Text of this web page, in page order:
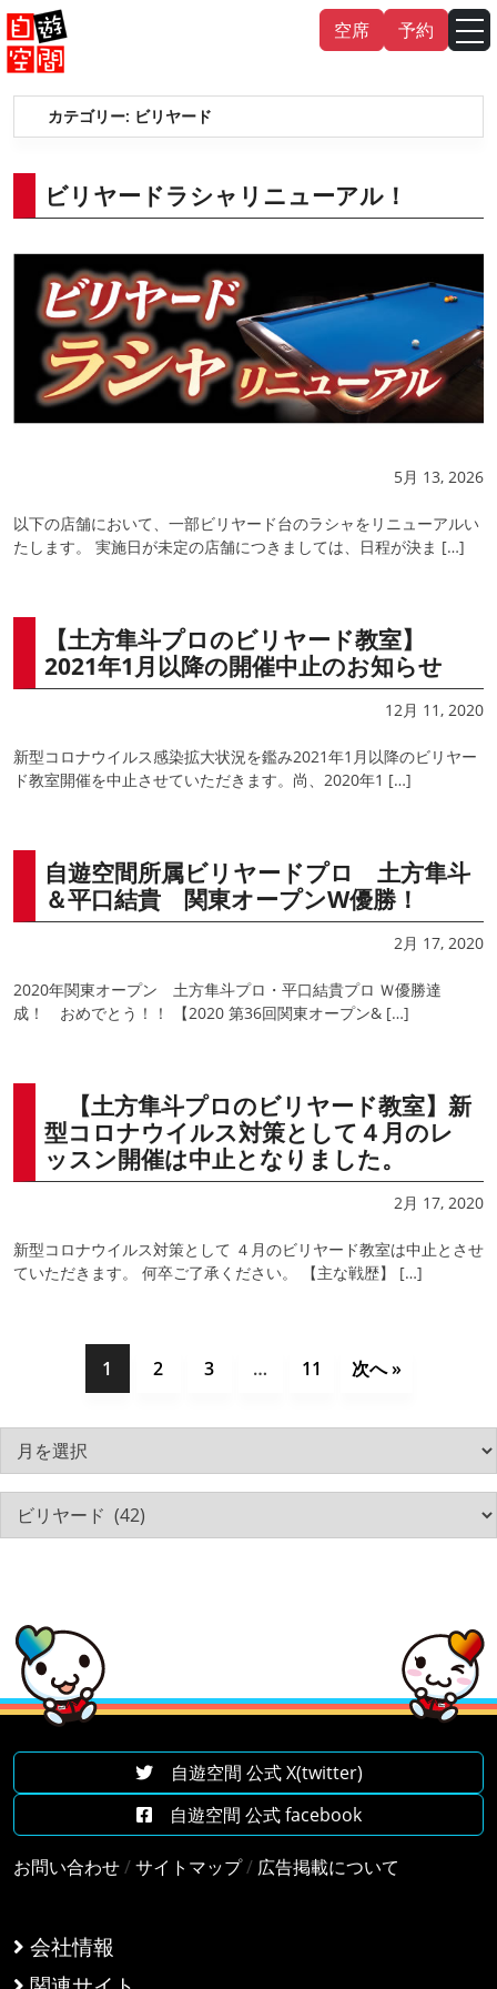
Skip
to
content
空席 予約
カテゴリー: ビリヤード
ビリヤードラシャリニューアル！
5月 13, 2026
以下の店舗において、一部ビリヤード台のラシャをリニューアルい
たします。 実施日が未定の店舗につきましては、日程が決ま […]
【土方隼斗プロのビリヤード教室】
2021年1月以降の開催中止のお知らせ
12月 11, 2020
新型コロナウイルス感染拡大状況を鑑み2021年1月以降のビリヤー
ド教室開催を中止させていただきます。尚、2020年1 […]
自遊空間所属ビリヤードプロ 土方隼斗
＆平口結貴 関東オープンW優勝！
2月 17, 2020
2020年関東オープン 土方隼斗プロ・平口結貴プロ Ｗ優勝達
成！ おめでとう！！ 【2020 第36回関東オープン& […]
【土方隼斗プロのビリヤード教室】新
型コロナウイルス対策として４月のレ
ッスン開催は中止となりました。
2月 17, 2020
新型コロナウイルス対策として ４月のビリヤード教室は中止とさせ
ていただきます。 何卒ご了承ください。 【主な戦歴】 […]
1 2 3 … 11 次へ »
会社情報
自遊空間 公式 X(twitter)
自遊空間 公式 facebook
お問い合わせ/サイトマップ/ 広告掲載について
English 中文（繁體） 中文（简体）
한국어
日本語